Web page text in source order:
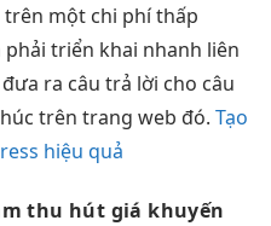
trên một chi phí thấp
phải triển khai nhanh liên
ra câu trả lời cho câu
trên trang web đó. Tạo
hiệu quả
thu hút giá khuyến